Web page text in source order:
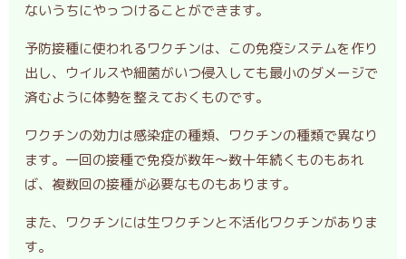
ないうちにやっつけることができます。
予防接種に使われるワクチンは、この免疫システムを作り
出し、ウイルスや細菌がいつ侵入しても最小のダメージで
済むように体勢を整えておくものです。
ワクチンの効力は感染症の種類、ワクチンの種類で異なり
ます。一回の接種で免疫が数年～数十年続くものもあれ
ば、複数回の接種が必要なものもあります。
また、ワクチンには生ワクチンと不活化ワクチンがありま
す。